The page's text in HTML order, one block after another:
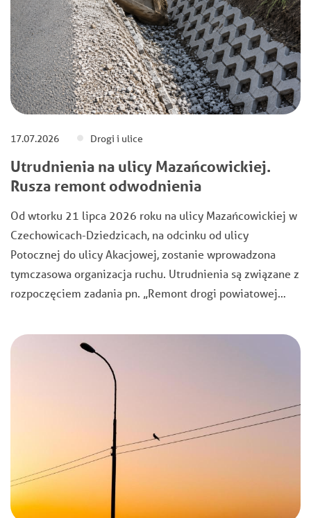
17.07.2026 Drogi i ulice
Utrudnienia na ulicy Mazańcowickiej.
Rusza remont odwodnienia
Od wtorku 21 lipca 2026 roku na ulicy Mazańcowickiej w
Czechowicach-Dziedzicach, na odcinku od ulicy
Potocznej do ulicy Akacjowej, zostanie wprowadzona
tymczasowa organizacja ruchu. Utrudnienia są związane z
rozpoczęciem zadania pn. „Remont drogi powiatowej…